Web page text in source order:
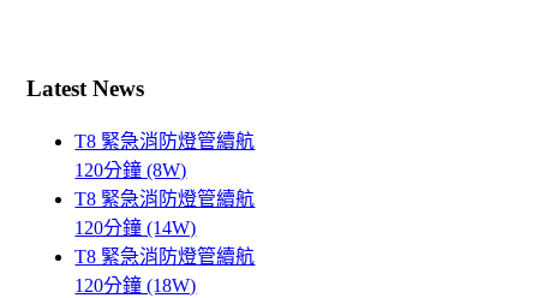
Latest News
T8 緊急消防燈管續航
120分鐘 (8W)
T8 緊急消防燈管續航
120分鐘 (14W)
T8 緊急消防燈管續航
120分鐘 (18W)